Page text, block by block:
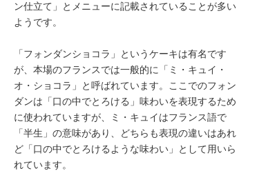
ン仕立て」とメニューに記載されていることが多い
ようです。
「フォンダンショコラ」というケーキは有名です
が、本場のフランスでは一般的に「ミ・キュイ・
オ・ショコラ」と呼ばれています。ここでのフォン
ダンは「口の中でとろける」味わいを表現するため
に使われていますが、ミ・キュイはフランス語で
「半生」の意味があり、どちらも表現の違いはあれ
ど「口の中でとろけるような味わい」として用いら
れています。